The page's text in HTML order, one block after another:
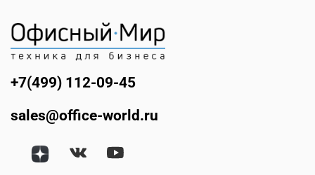
+7(499) 112-09-45
sales@office-world.ru